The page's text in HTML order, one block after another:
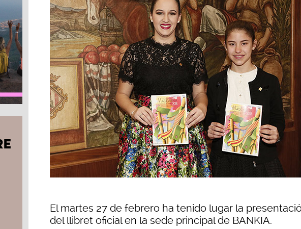
El martes 27 de febrero ha tenido lugar la
del llibret oficial en la sede principal de BANKIA.